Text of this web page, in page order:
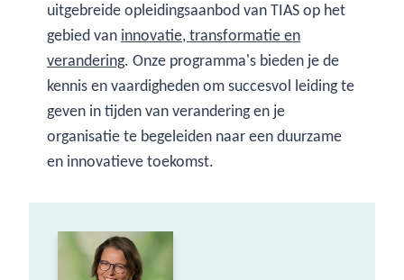
uitgebreide opleidingsaanbod van TIAS op het
gebied van innovatie, transformatie en
verandering. Onze programma's bieden je de
kennis en vaardigheden om succesvol leiding te
geven in tijden van verandering en je
organisatie te begeleiden naar een duurzame
en innovatieve toekomst.